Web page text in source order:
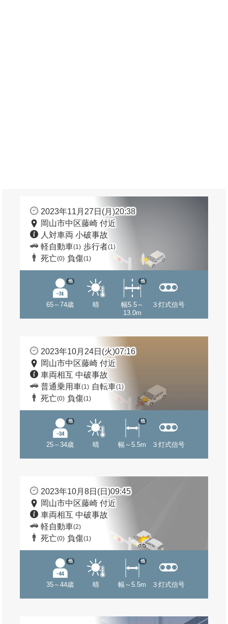
2023年11月27日(月)20:38
岡山市中区藤崎 付近
人対車両 小破事故
軽自動車(1) 歩行者(1)
死亡(0) 負傷(1)
65～74歳
他
晴
幅5.5～
13.0m
他
３灯式信号
2023年10月24日(火)07:16
岡山市中区藤崎 付近
車両相互 中破事故
普通乗用車(1) 自転車(1)
死亡(0) 負傷(1)
25～34歳
他
晴 幅～5.5m
他
３灯式信号
2023年10月8日(日)09:45
岡山市中区藤崎 付近
車両相互 中破事故
軽自動車(2)
死亡(0) 負傷(1)
35～44歳
他
晴 幅～5.5m
他
３灯式信号